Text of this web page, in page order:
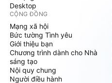
Desktop
CỘNG ĐỒNG
Mạng xã hội
Bức tường Tình yêu
Giới thiệu bạn
Chương trình dành cho Nhà
sáng tạo
Nội quy chung
Người điều hành